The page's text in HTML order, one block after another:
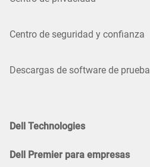
Centro de seguridad y confianza
Descargas de software de prueba
Dell Technologies
Dell Premier para empresas